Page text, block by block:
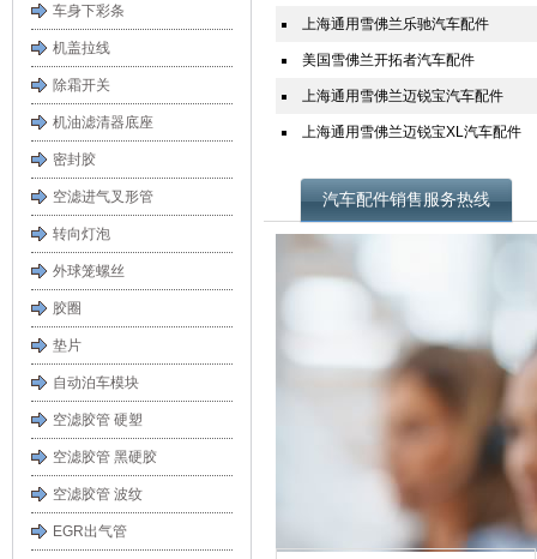
车身下彩条
机盖拉线
除霜开关
机油滤清器底座
密封胶
空滤进气叉形管
转向灯泡
外球笼螺丝
胶圈
垫片
自动泊车模块
空滤胶管 硬塑
空滤胶管 黑硬胶
空滤胶管 波纹
EGR出气管
上海通用雪佛兰乐驰汽车配件
美国雪佛兰开拓者汽车配件
上海通用雪佛兰迈锐宝汽车配件
上海通用雪佛兰迈锐宝XL汽车配件
汽车配件销售服务热线